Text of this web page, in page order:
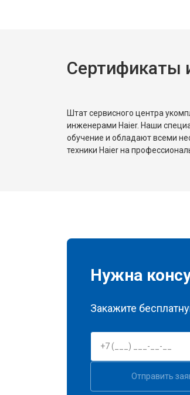
Сертификаты
Штат сервисного центра
инженерами Haier. Наши
обучение и обладают всеми
техники Haier на
Нужна
Закажите
Отправить